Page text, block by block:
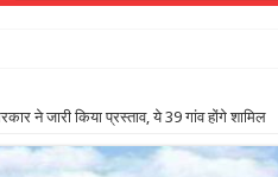
ने जारी किया प्रस्ताव, ये 39 गांव होंगे शामिल